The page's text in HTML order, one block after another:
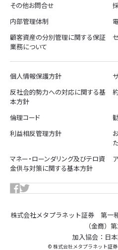
その他お問合せ
内部管理体制
顧客資産の分別管理に関する保証
業務について
個人情報保護方針
反社会的勢力への対応に関する基
本方針
倫理コード
利益相反管理方針
マネー・ローンダリング及びテロ資
金供与対策に関する基本方針
株式会社メタプラネット証券 第一
（金商）
加入協会：日
© 株式会社メタプラネット証